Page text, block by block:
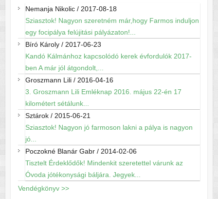
Nemanja Nikolic/ 2017-08-18
Sziasztok! Nagyon szeretném már,hogy Farmos induljon
egy focipálya felújitási pályázaton!...
Bíró Károly/ 2017-06-23
Kandó Kálmánhoz kapcsolódó kerek évfordulók 2017-
ben A már jól átgondolt,...
Groszmann Lili/ 2016-04-16
3. Groszmann Lili Emléknap 2016. május 22-én 17
kilométert sétálunk...
Sztárok/ 2015-06-21
Sziasztok! Nagyon jó farmoson lakni a pálya is nagyon
jó...
Poczokné Blanár Gabr/ 2014-02-06
Tisztelt Érdeklődők! Mindenkit szeretettel várunk az
Óvoda jótékonysági báljára. Jegyek...
Vendégkönyv >>